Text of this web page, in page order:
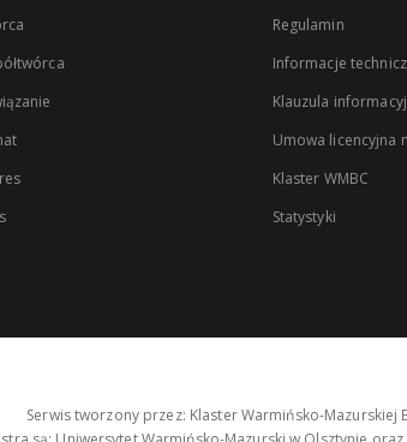
Regulamin
Informacje
Klauzula
Umowa licencyjna
Klaster WMBC
Statystyki
Serwis tworzony przez: Klaster Warmińsko-Mazurskiej